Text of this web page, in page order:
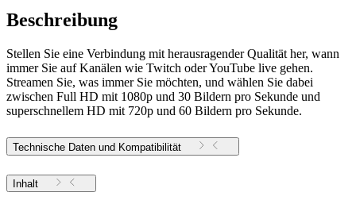
Beschreibung
Stellen Sie eine Verbindung mit herausragender Qualität her, wann
immer Sie auf Kanälen wie Twitch oder YouTube live gehen.
Streamen Sie, was immer Sie möchten, und wählen Sie dabei
zwischen Full HD mit 1080p und 30 Bildern pro Sekunde und
superschnellem HD mit 720p und 60 Bildern pro Sekunde.
Technische Daten und Kompatibilität
Inhalt